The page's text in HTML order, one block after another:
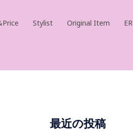
Stylist Original Item
最近の投稿